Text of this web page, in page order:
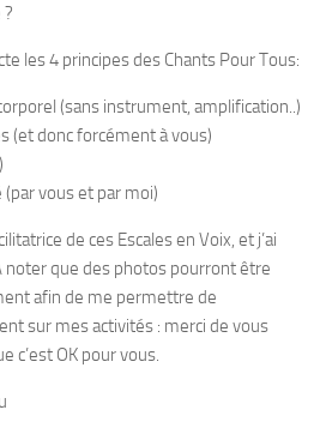
les 4 principes des Chants Pour Tous:
(sans instrument, amplification..)
(et donc forcément à vous)
vous et par moi)
de ces Escales en Voix, et j’ai
noter que des photos pourront être
afin de me permettre de
sur mes activités : merci de vous
c’est OK pour vous.